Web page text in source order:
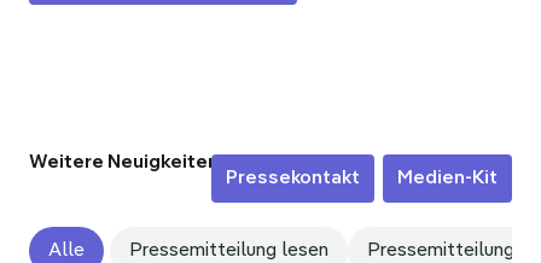
Weitere Neuigkeiten
Pressekontakt Medien-Kit
Alle Pressemitteilung lesen Pressemitteilung